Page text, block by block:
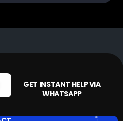
GET INSTANT HELP VIA
WHATSAPP